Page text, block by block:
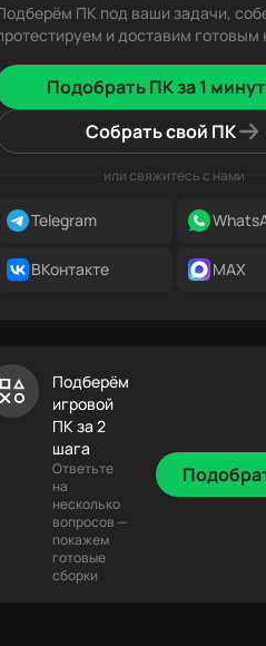
ПК под ваши задачи,
и доставим готовым
Подобрать ПК за 1
Собрать свой ПК
или свяжитесь с нами
Telegram
ВКонтакте MAX
Подберём
игровой
ПК за 2
шага
Ответьте
на
несколько
вопросов —
покажем
готовые
сборки